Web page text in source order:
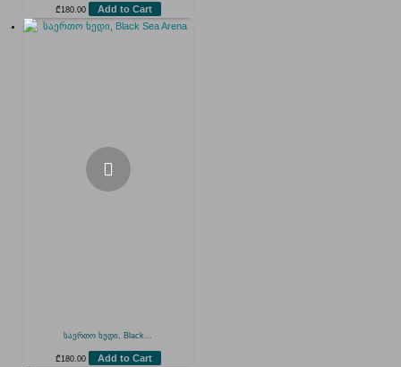
₾180.00 Add to Cart
საერთო ხედი, Black...
₾180.00 Add to Cart